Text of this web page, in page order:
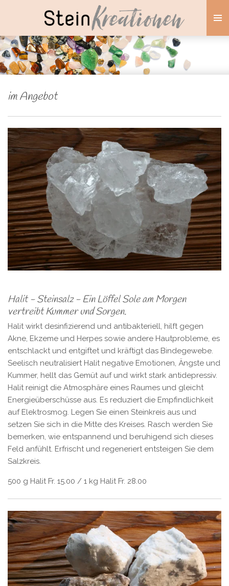
Hauptinhalt
springen
im Angebot
Halit - Steinsalz - Ein Löffel Sole am Morgen
vertreibt Kummer und Sorgen.
Halit wirkt desinfizierend und antibakteriell, hilft gegen
Akne, Ekzeme und Herpes sowie andere Hautprobleme, es
entschlackt und entgiftet und kräftigt das Bindegewebe.
Seelisch neutralisiert Halit negative Emotionen, Ängste und
Kummer, hellt das Gemüt auf und wirkt stark antidepressiv.
Halit reinigt die Atmosphäre eines Raumes und gleicht
Energieüberschüsse aus. Es reduziert die Empfindlichkeit
auf Elektrosmog. Legen Sie einen Steinkreis aus und
setzen Sie sich in die Mitte des Kreises. Rasch werden Sie
bemerken, wie entspannend und beruhigend sich dieses
Feld anfühlt. Erfrischt und regeneriert entsteigen Sie dem
Salzkreis.
500 g Halit Fr. 15.00 / 1 kg Halit Fr. 28.00